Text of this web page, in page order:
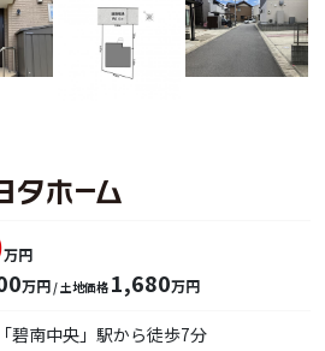
万円
万円/ 土地価格 1,680万円
碧南中央」駅から徒歩7分